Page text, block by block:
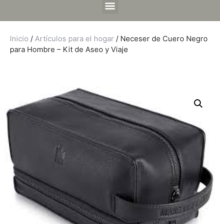
Inicio / Artículos para el hogar / Neceser de Cuero Negro
para Hombre – Kit de Aseo y Viaje